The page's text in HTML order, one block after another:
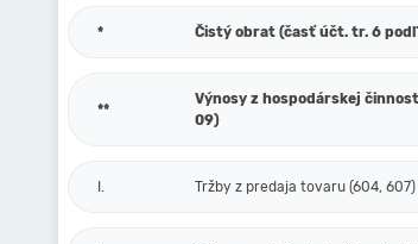
* Čistý obrat (časť účt. tr. 6
**
Výnosy z hospodárskej
09)
I. Tržby z predaja tovaru (604, 607)